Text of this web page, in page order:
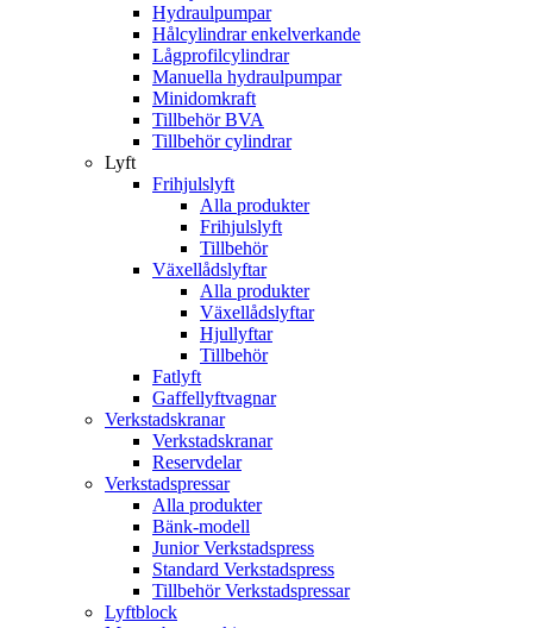
Hydraulpumpar
Hålcylindrar enkelverkande
Lågprofilcylindrar
Manuella hydraulpumpar
Minidomkraft
Tillbehör BVA
Tillbehör cylindrar
Lyft
Frihjulslyft
Alla produkter
Frihjulslyft
Tillbehör
Växellådslyftar
Alla produkter
Växellådslyftar
Hjullyftar
Tillbehör
Fatlyft
Gaffellyftvagnar
Verkstadskranar
Verkstadskranar
Reservdelar
Verkstadspressar
Alla produkter
Bänk-modell
Junior Verkstadspress
Standard Verkstadspress
Tillbehör Verkstadspressar
Lyftblock